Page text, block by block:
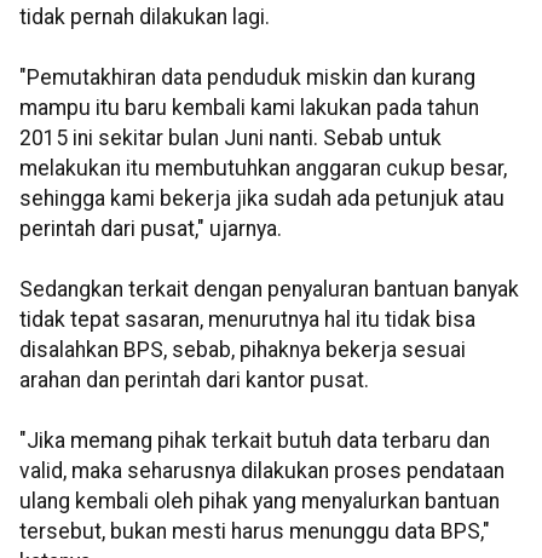
tidak pernah dilakukan lagi.
"Pemutakhiran data penduduk miskin dan kurang
mampu itu baru kembali kami lakukan pada tahun
2015 ini sekitar bulan Juni nanti. Sebab untuk
melakukan itu membutuhkan anggaran cukup besar,
sehingga kami bekerja jika sudah ada petunjuk atau
perintah dari pusat," ujarnya.
Sedangkan terkait dengan penyaluran bantuan banyak
tidak tepat sasaran, menurutnya hal itu tidak bisa
disalahkan BPS, sebab, pihaknya bekerja sesuai
arahan dan perintah dari kantor pusat.
"Jika memang pihak terkait butuh data terbaru dan
valid, maka seharusnya dilakukan proses pendataan
ulang kembali oleh pihak yang menyalurkan bantuan
tersebut, bukan mesti harus menunggu data BPS,"